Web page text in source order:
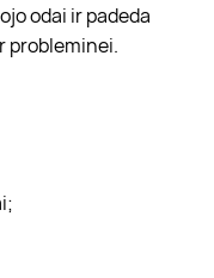
odai ir padeda
probleminei.